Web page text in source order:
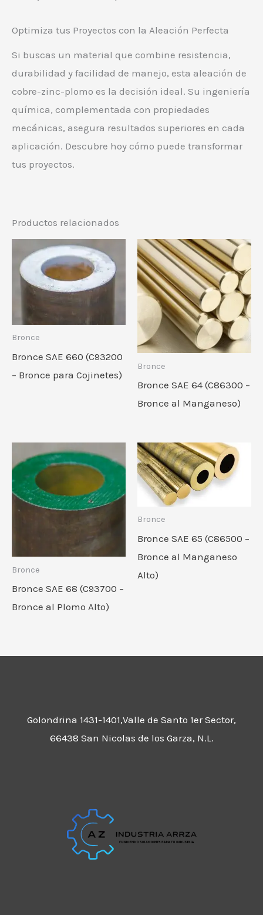
Optimiza tus Proyectos con la Aleación Perfecta
Si buscas un material que combine resistencia,
durabilidad y facilidad de manejo, esta aleación de
cobre-zinc-plomo es la decisión ideal. Su ingeniería
química, complementada con propiedades
mecánicas, asegura resultados superiores en cada
aplicación. Descubre hoy cómo puede transformar
tus proyectos.
Productos relacionados
Bronce
Bronce SAE 660 (C93200
– Bronce para Cojinetes)
Bronce
Bronce SAE 64 (C86300 –
Bronce al Manganeso)
Bronce
Bronce SAE 68 (C93700 –
Bronce al Plomo Alto)
Bronce
Bronce SAE 65 (C86500 –
Bronce al Manganeso
Alto)
Golondrina 1431-1401,Valle de Santo 1er Sector,
66438 San Nicolas de los Garza, N.L.